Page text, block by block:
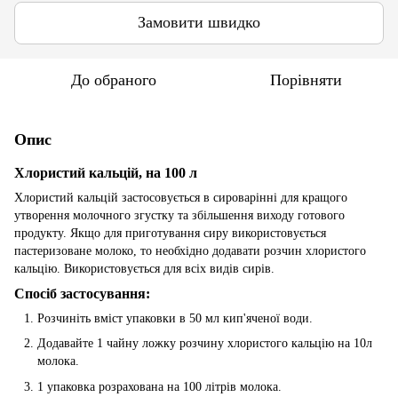
Замовити швидко
До обраного Порівняти
Опис
Хлористий кальцій, на 100 л
Хлористий кальцій застосовується в сироварінні для кращого
утворення молочного згустку та збільшення виходу готового
продукту. Якщо для приготування сиру використовується
пастеризоване молоко, то необхідно додавати розчин хлористого
кальцію. Використовується для всіх видів сирів.
Спосіб застосування:
Розчиніть вміст упаковки в 50 мл кип'яченої води.
Додавайте 1 чайну ложку розчину хлористого кальцію на 10л
молока.
1 упаковка розрахована на 100 літрів молока.